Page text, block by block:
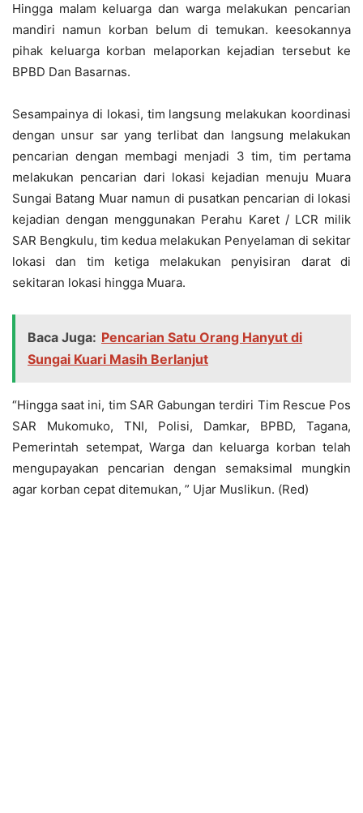
Hingga malam keluarga dan warga melakukan pencarian
mandiri namun korban belum di temukan. keesokannya
pihak keluarga korban melaporkan kejadian tersebut ke
BPBD Dan Basarnas.
Sesampainya di lokasi, tim langsung melakukan koordinasi
dengan unsur sar yang terlibat dan langsung melakukan
pencarian dengan membagi menjadi 3 tim, tim pertama
melakukan pencarian dari lokasi kejadian menuju Muara
Sungai Batang Muar namun di pusatkan pencarian di lokasi
kejadian dengan menggunakan Perahu Karet / LCR milik
SAR Bengkulu, tim kedua melakukan Penyelaman di sekitar
lokasi dan tim ketiga melakukan penyisiran darat di
sekitaran lokasi hingga Muara.
Baca Juga: Pencarian Satu Orang Hanyut di
Sungai Kuari Masih Berlanjut
“Hingga saat ini, tim SAR Gabungan terdiri Tim Rescue Pos
SAR Mukomuko, TNI, Polisi, Damkar, BPBD, Tagana,
Pemerintah setempat, Warga dan keluarga korban telah
mengupayakan pencarian dengan semaksimal mungkin
agar korban cepat ditemukan, ” Ujar Muslikun. (Red)